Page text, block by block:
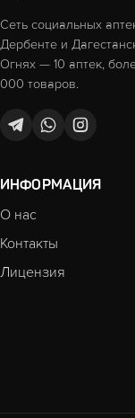
Сеть социальных
Дербенте и
Огнях — 10 аптек,
000 товаров.
ИНФОРМАЦИЯ
О нас
Контакты
Лицензия